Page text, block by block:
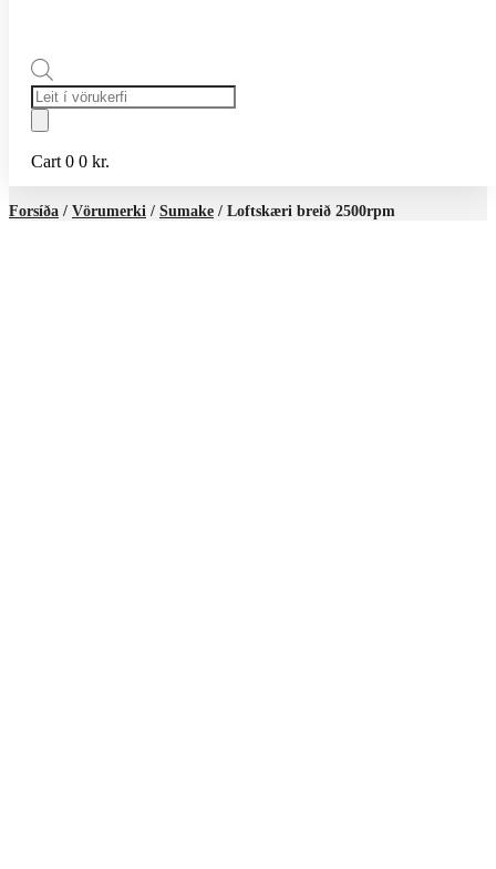
Products
search
Cart 0 0 kr.
Forsíða / Vörumerki / Sumake / Loftskæri breið 2500rpm